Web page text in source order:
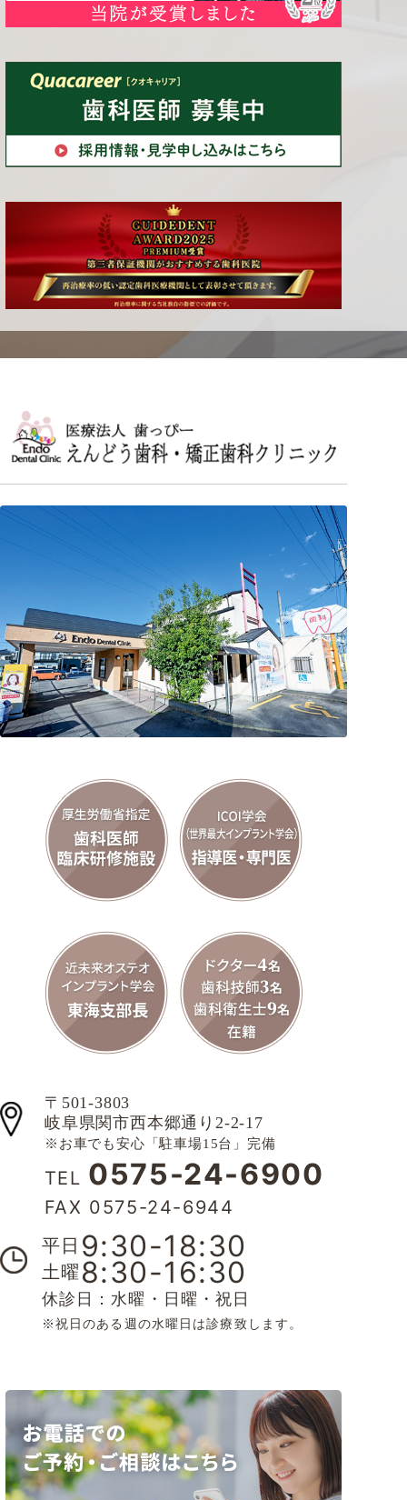
〒501-3803
岐阜県関市西本郷通り2-2-17
※お車でも安心「駐車場15台」完備
TEL 0575-24-6900
FAX 0575-24-6944
平日 9:30-18:30
土曜 8:30-16:30
休診日：水曜・日曜・祝日
※祝日のある週の水曜日は診療致します。